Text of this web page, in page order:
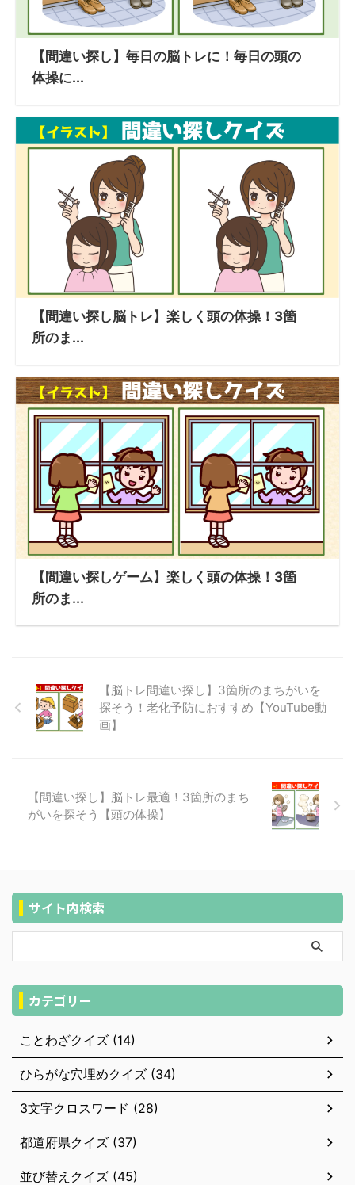
【間違い探し】毎日の脳トレに！毎日の頭の
体操に...
【間違い探し脳トレ】楽しく頭の体操！3箇
所のま...
【間違い探しゲーム】楽しく頭の体操！3箇
所のま...
【脳トレ間違い探し】3箇所のまちがいを
探そう！老化予防におすすめ【YouTube動
画】
【間違い探し】脳トレ最適！3箇所のまち
がいを探そう【頭の体操】
サイト内検索
カテゴリー
ことわざクイズ (14)
ひらがな穴埋めクイズ (34)
3文字クロスワード (28)
都道府県クイズ (37)
並び替えクイズ (45)